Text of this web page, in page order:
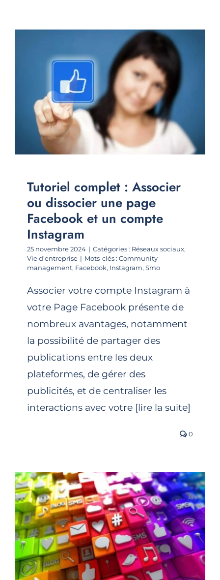
Tutoriel complet : Associer
ou dissocier une page
Facebook et un compte
Instagram
25 novembre 2024 | Catégories : Réseaux sociaux,
Vie d'entreprise | Mots-clés : Community
management, Facebook, Instagram, Smo
Associer votre compte Instagram à
votre Page Facebook présente de
nombreux avantages, notamment
la possibilité de partager des
publications entre les deux
plateformes, de gérer des
publicités, et de centraliser les
interactions avec votre [lire la suite]
0